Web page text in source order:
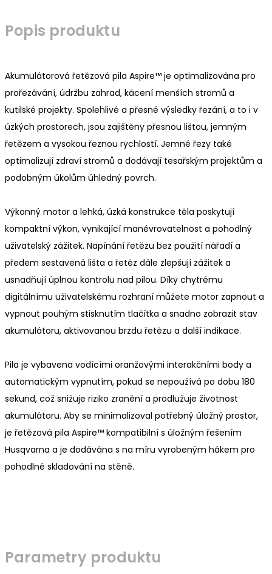
Popis produktu
Akumulátorová řetězová pila Aspire™ je optimalizována pro
prořezávání, údržbu zahrad, kácení menších stromů a
kutilské projekty. Spolehlivé a přesné výsledky řezání, a to i v
úzkých prostorech, jsou zajištěny přesnou lištou, jemným
řetězem a vysokou řeznou rychlostí. Jemné řezy také
optimalizují zdraví stromů a dodávají tesařským projektům a
podobným úkolům úhledný povrch.
Výkonný motor a lehká, úzká konstrukce těla poskytují
kompaktní výkon, vynikající manévrovatelnost a pohodlný
uživatelský zážitek. Napínání řetězu bez použití nářadí a
předem sestavená lišta a řetěz dále zlepšují zážitek a
usnadňují úplnou kontrolu nad pilou. Díky chytrému
digitálnímu uživatelskému rozhraní můžete motor zapnout a
vypnout pouhým stisknutím tlačítka a snadno zobrazit stav
akumulátoru, aktivovanou brzdu řetězu a další indikace.
Pila je vybavena vodícími oranžovými interakčními body a
automatickým vypnutím, pokud se nepoužívá po dobu 180
sekund, což snižuje riziko zranění a prodlužuje životnost
akumulátoru. Aby se minimalizoval potřebný úložný prostor,
je řetězová pila Aspire™ kompatibilní s úložným řešením
Husqvarna a je dodávána s na míru vyrobeným hákem pro
pohodlné skladování na stěně.
Parametry produktu